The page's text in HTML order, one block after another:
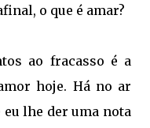
o que é amar?
ao fracasso é a
hoje. Há no ar
eu lhe der uma nota